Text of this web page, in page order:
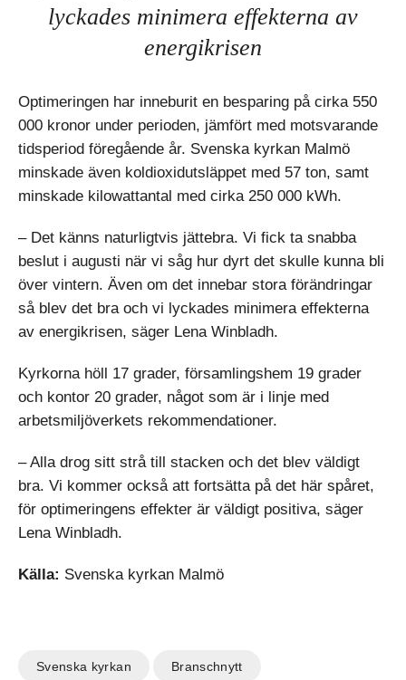
lyckades minimera effekterna av
energikrisen
Optimeringen har inneburit en besparing på cirka 550
000 kronor under perioden, jämfört med motsvarande
tidsperiod föregående år. Svenska kyrkan Malmö
minskade även koldioxidutsläppet med 57 ton, samt
minskade kilowattantal med cirka 250 000 kWh.
– Det känns naturligtvis jättebra. Vi fick ta snabba
beslut i augusti när vi såg hur dyrt det skulle kunna bli
över vintern. Även om det innebar stora förändringar
så blev det bra och vi lyckades minimera effekterna
av energikrisen, säger Lena Winbladh.
Kyrkorna höll 17 grader, församlingshem 19 grader
och kontor 20 grader, något som är i linje med
arbetsmiljöverkets rekommendationer.
– Alla drog sitt strå till stacken och det blev väldigt
bra. Vi kommer också att fortsätta på det här spåret,
för optimeringens effekter är väldigt positiva, säger
Lena Winbladh.
Källa: Svenska kyrkan Malmö
Svenska kyrkan Branschnytt